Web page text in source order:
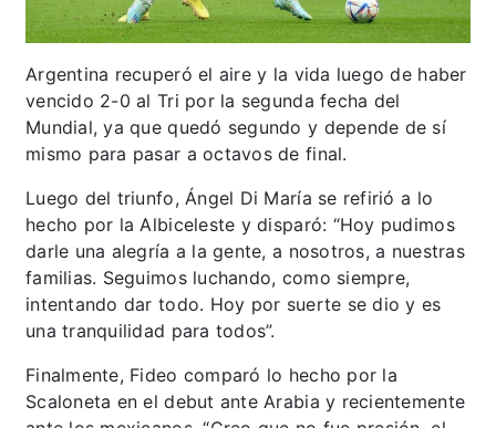
Argentina recuperó el aire y la vida luego de haber
vencido 2-0 al Tri por la segunda fecha del
Mundial, ya que quedó segundo y depende de sí
mismo para pasar a octavos de final.
Luego del triunfo, Ángel Di María se refirió a lo
hecho por la Albiceleste y disparó: “Hoy pudimos
darle una alegría a la gente, a nosotros, a nuestras
familias. Seguimos luchando, como siempre,
intentando dar todo. Hoy por suerte se dio y es
una tranquilidad para todos”.
Finalmente, Fideo comparó lo hecho por la
Scaloneta en el debut ante Arabia y recientemente